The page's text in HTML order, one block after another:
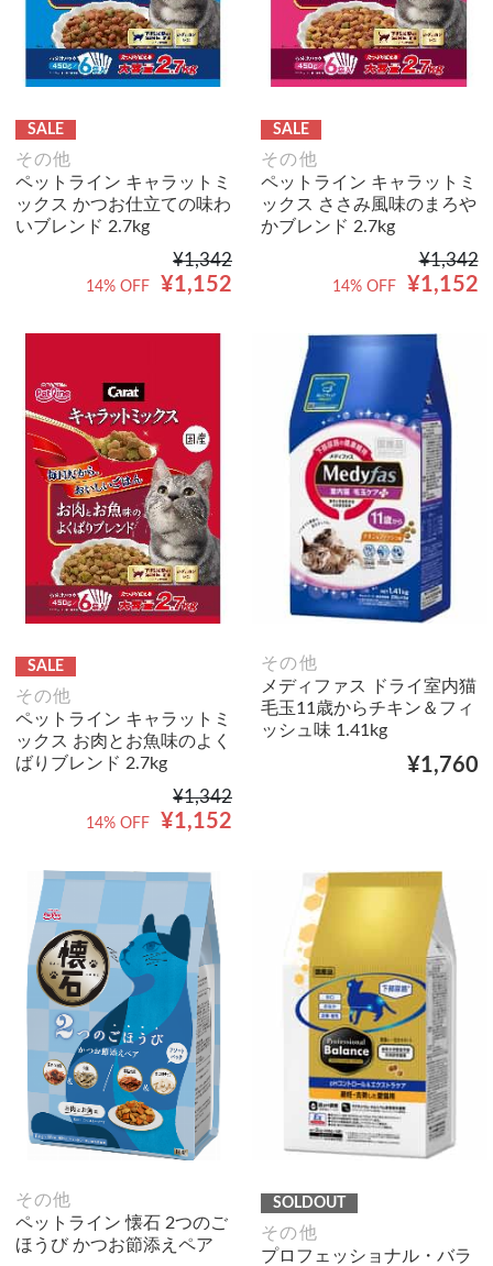
SALE
その他
ペットライン キャラットミ
ックス かつお仕立ての味わ
いブレンド 2.7kg
¥1,342
¥1,152
14% OFF
SALE
その他
ペットライン キャラットミ
ックス ささみ風味のまろや
かブレンド 2.7kg
¥1,342
¥1,152
14% OFF
SALE
その他
ペットライン キャラットミ
ックス お肉とお魚味のよく
ばりブレンド 2.7kg
¥1,342
¥1,152
14% OFF
その他
メディファス ドライ室内猫
毛玉11歳からチキン＆フィ
ッシュ味 1.41kg
¥1,760
その他
ペットライン 懐石 2つのご
ほうび かつお節添えペア
SOLDOUT
その他
プロフェッショナル・バラ